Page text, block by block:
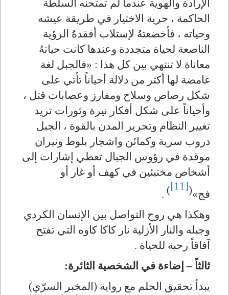
الإرادة والهوية عندما لم تمتحنه السلطة
الحاكمة ، حرية الاختيار في طريقة عيشه
وحياته ، فأخضعتهُ لإستلاب أفقدهُ الرؤية
الناصعة لحياة متجددة وعندها كانت حياتهُ
معاناة لا تنتهي بين كل هذا : «فالجبل لغة
غامضة لها أكثر من دلالة أحياناً تأتي على
شكل رصاص وسلاح ومفارز وعصابات قتل ،
وأحياناً على شكل أفكار نيرة وثورات تريد
تغيير النظام وتحرير المدن بالقوة ، الجبل
دروب سرية وكمائن واشجار بلوط ونيران
موقدة في رؤوس الجبال تعطي إشارات إلى
أشخاص مختبئين في كهف أو غار أو
فج»(
[11]
)
.
وهكذا هي روح التواصل بين الإنسان الكردي
وجبله والنار الأزلية نار كاكا كاوه التي تفتح
آفاقاً رحبة للحياة .
ثالثاً – إضاءة في الشخصية الثائرة:
يبدأ تحقيق الحلم مع رواية (المخبر السرّي)